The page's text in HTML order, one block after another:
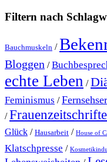
Filtern nach
Bauchmuskeln /
Bloggen /
echte Leben /
Feminismus /
/
Glück / Hausarbeit / House of
Klatschpresse /